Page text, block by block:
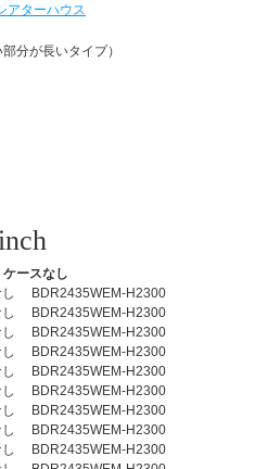
分が長いタイプ）
inch
ケースなし